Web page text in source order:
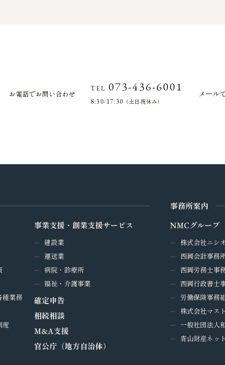
お電話でお問い合わせ
TEL 073-436-6001
8:30-17:30 （土日祝休み）
メール
種業務
度
事業支援・創業支援サービス
建設業
運送業
病院・診療所
福祉・介護事業
確定申告
相続相談
M&A支援
官公庁（地方自治体）
事務所案内
NMCグループ
株式会社ニシ
西岡会計事務
西岡労務士事
西岡行政書士
労働保険事務
株式会社マスト
一般社団法人
青山財産ネッ